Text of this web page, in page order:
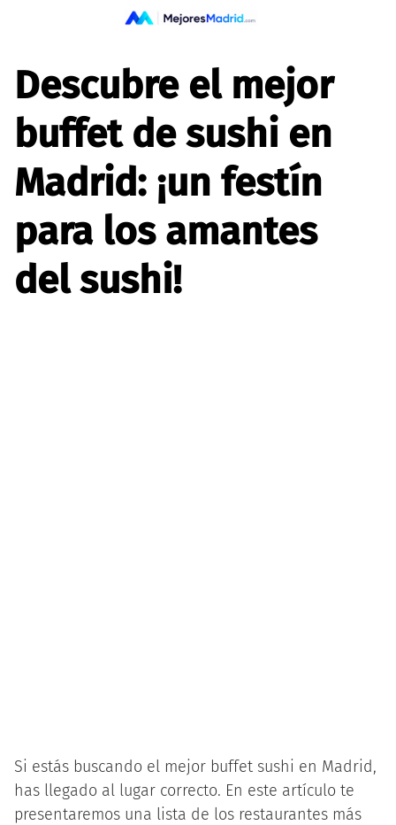
Descubre el mejor
buffet de sushi en
Madrid: ¡un festín
para los amantes
del sushi!
Si estás buscando el mejor buffet sushi en Madrid,
has llegado al lugar correcto. En este artículo te
presentaremos una lista de los restaurantes más